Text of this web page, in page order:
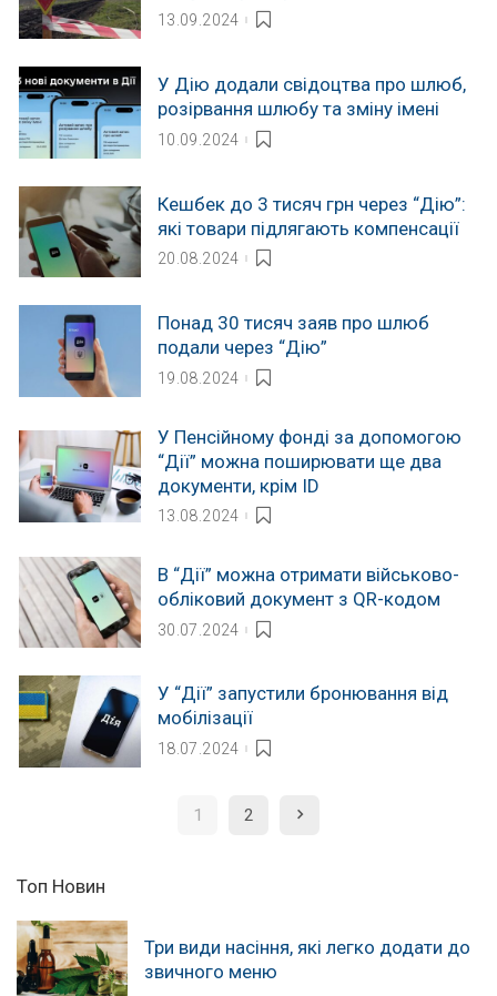
13.09.2024
У Дію додали свідоцтва про шлюб,
розірвання шлюбу та зміну імені
10.09.2024
Кешбек до 3 тисяч грн через “Дію”:
які товари підлягають компенсації
20.08.2024
Понад 30 тисяч заяв про шлюб
подали через “Дію”
19.08.2024
У Пенсійному фонді за допомогою
“Дії” можна поширювати ще два
документи, крім ID
13.08.2024
В “Дії” можна отримати військово-
обліковий документ з QR-кодом
30.07.2024
У “Дії” запустили бронювання від
мобілізації
18.07.2024
1 2
Топ Новин
Три види насіння, які легко додати до
звичного меню